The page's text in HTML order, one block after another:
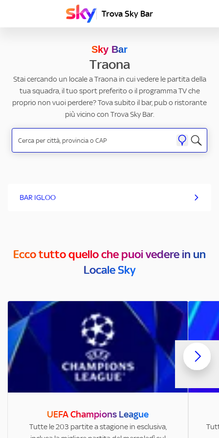
Trova Sky Bar
Sky Bar
Traona
Stai cercando un locale a Traona in cui vedere le partita della
tua squadra, il tuo sport preferito o il programma TV che
proprio non vuoi perdere? Tova subito il bar, pub o ristorante
più vicino con Trova Sky Bar.
BAR IGLOO
Ecco tutto quello che puoi vedere in un
Locale Sky
UEFA Champions League
Tutte le 203 partite a stagione in esclusiva,